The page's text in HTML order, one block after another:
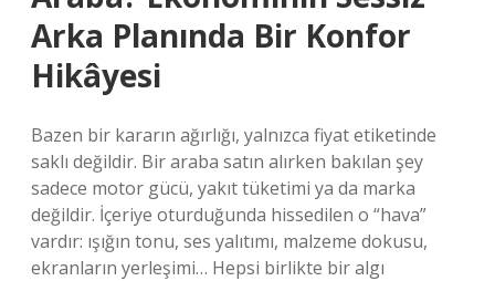
Arka Planında Bir Konfor
Hikâyesi
Bazen bir kararın ağırlığı, yalnızca fiyat etiketinde
saklı değildir. Bir araba satın alırken bakılan şey
sadece motor gücü, yakıt tüketimi ya da marka
değildir. İçeriye oturduğunda hissedilen o “hava”
vardır: ışığın tonu, ses yalıtımı, malzeme dokusu,
ekranların yerleşimi… Hepsi birlikte bir algı